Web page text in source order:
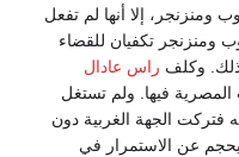
إلا أنها لم تفعل
ومنزنجر تكفيان للقضاء
وكلف راس عادال
المصرية فيها. ولم تستغل
الجهة الغربية دون
عن الاستمرار في